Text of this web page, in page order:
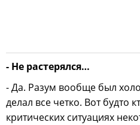
- Не растерялся…
- Да. Разум вообще был
делал все четко. Вот будто
критических ситуациях